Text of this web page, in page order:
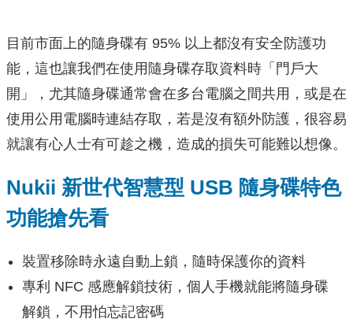
目前市面上的隨身碟有 95% 以上都沒有安全防護功
能，這也讓我們在使用隨身碟存取資料時「門戶大
開」，尤其隨身碟通常會在多台電腦之間共用，或是在
使用公用電腦時連結存取，若是沒有額外防護，很容易
就讓有心人士有可趁之機，造成的損失可能難以想像。
Nukii 新世代智慧型 USB 隨身碟特色
功能搶先看
裝置移除時永遠自動上鎖，隨時保護你的資料
專利 NFC 感應解鎖技術，個人手機就能將隨身碟
解鎖，不用怕忘記密碼